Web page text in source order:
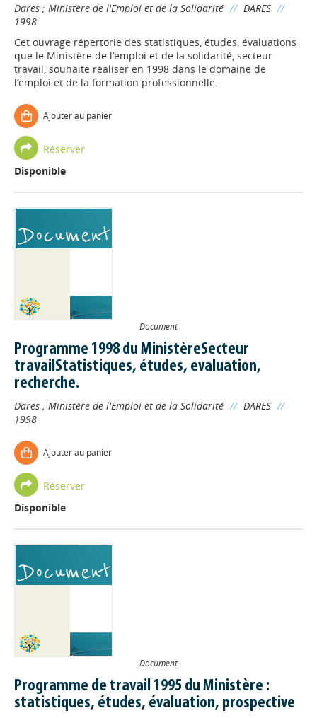
Dares ; Ministère de l'Emploi et de la Solidarité // DARES //
1998
Cet ouvrage répertorie des statistiques, études, évaluations
que le Ministère de l’emploi et de la solidarité, secteur
travail, souhaite réaliser en 1998 dans le domaine de
l’emploi et de la formation professionnelle.
Ajouter au panier
Réserver
Disponible
Document
Programme 1998 du MinistèreSecteur
travailStatistiques, études, evaluation,
recherche.
Dares ; Ministère de l'Emploi et de la Solidarité // DARES //
1998
Ajouter au panier
Réserver
Disponible
Document
Programme de travail 1995 du Ministère :
statistiques, études, évaluation, prospective